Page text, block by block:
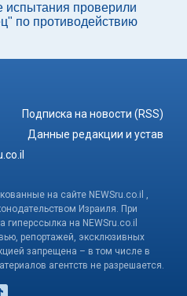
испытания проверили
по противодействию
Подписка на новости (RSS)
Данные редакции и устав
на сайте NEWSru.co.il ,
Израиля. При
гиперссылка на NEWSru.co.il
репортажей, эксклюзивных
запрещена – в том числе в
агентств не разрешается.